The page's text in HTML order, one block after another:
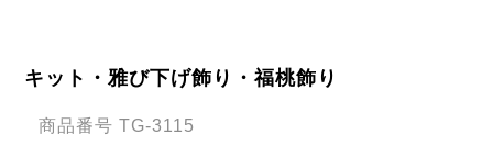
キット・雅び下げ飾り・福桃飾り
商品番号 TG-3115